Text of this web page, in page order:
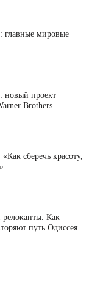
главные мировые
новый проект
Brothers
сберечь красоту,
Как
путь Одиссея